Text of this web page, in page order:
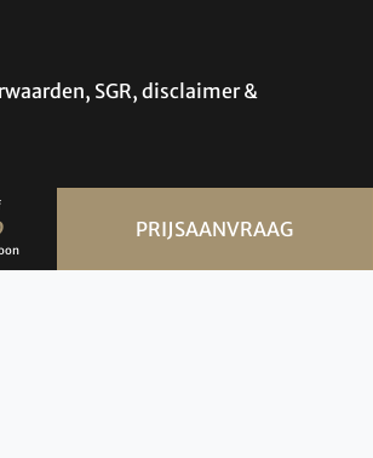
PRIJSAANVRAAG
SGR, disclaimer &